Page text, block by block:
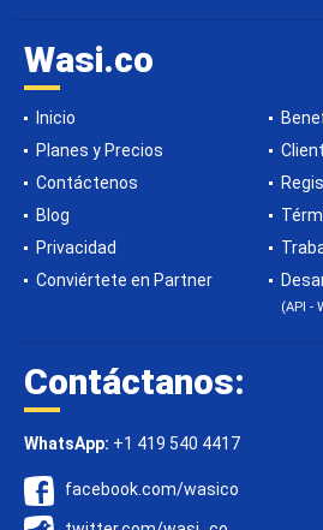
Wasi.co
Inicio
Planes y Precios
Contáctenos
Blog
Privacidad
Conviértete en Partner
(API -
Contáctanos:
WhatsApp: +1 419 540 4417
facebook.com/wasico